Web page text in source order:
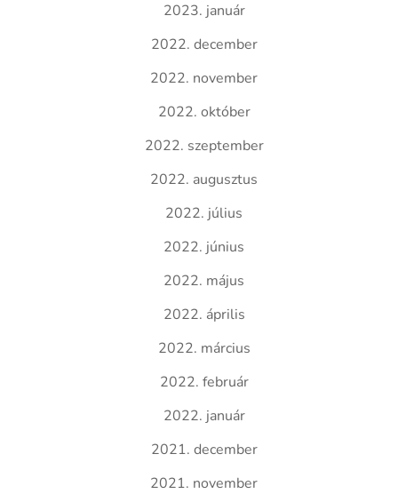
2023. január
2022. december
2022. november
2022. október
2022. szeptember
2022. augusztus
2022. július
2022. június
2022. május
2022. április
2022. március
2022. február
2022. január
2021. december
2021. november